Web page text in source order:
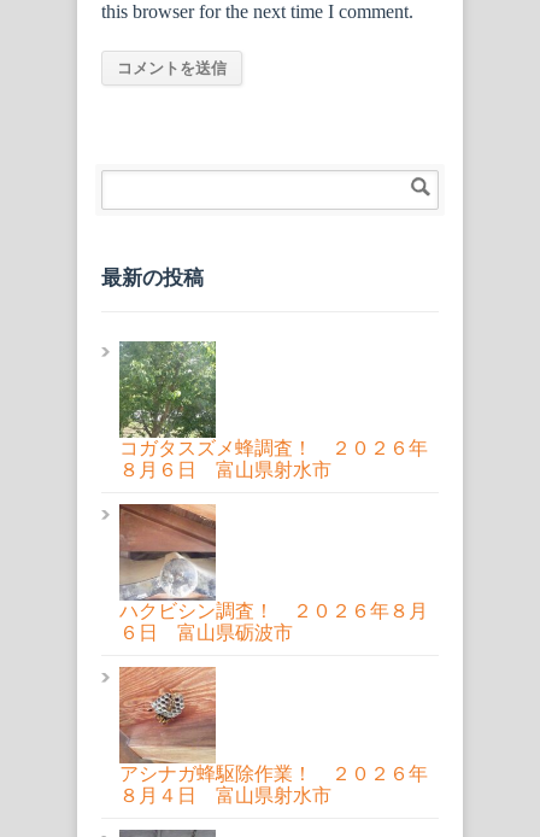
this browser for the next time I comment.
最新の投稿
コガタスズメ蜂調査！ ２０２６年
８月６日 富山県射水市
ハクビシン調査！ ２０２６年８月
６日 富山県砺波市
アシナガ蜂駆除作業！ ２０２６年
８月４日 富山県射水市